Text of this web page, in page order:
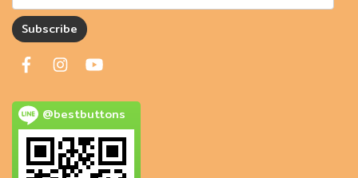
Subscribe
@bestbuttons